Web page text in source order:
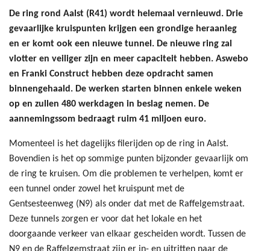
De ring rond Aalst (R41) wordt helemaal vernieuwd. Drie
gevaarlijke kruispunten krijgen een grondige heraanleg
en er komt ook een nieuwe tunnel. De nieuwe ring zal
vlotter en veiliger zijn en meer capaciteit hebben. Aswebo
en Franki Construct hebben deze opdracht samen
binnengehaald. De werken starten binnen enkele weken
op en zullen 480 werkdagen in beslag nemen. De
aannemingssom bedraagt ruim 41 miljoen euro.
Momenteel is het dagelijks filerijden op de ring in Aalst.
Bovendien is het op sommige punten bijzonder gevaarlijk om
de ring te kruisen. Om die problemen te verhelpen, komt er
een tunnel onder zowel het kruispunt met de
Gentsesteenweg (N9) als onder dat met de Raffelgemstraat.
Deze tunnels zorgen er voor dat het lokale en het
doorgaande verkeer van elkaar gescheiden wordt. Tussen de
N9 en de Raffelgemstraat zijn er in- en uitritten naar de